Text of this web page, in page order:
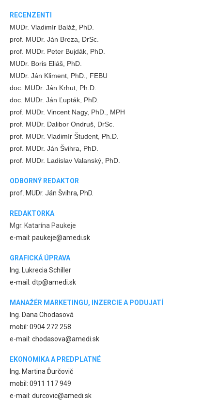
RECENZENTI
MUDr. Vladimír Baláž, PhD.
prof. MUDr. Ján Breza, DrSc.
prof. MUDr. Peter Bujdák, PhD.
MUDr. Boris Eliáš, PhD.
MUDr. Ján Kliment, PhD., FEBU
doc. MUDr. Ján Krhut, Ph.D.
doc. MUDr. Ján Ľupták, PhD.
prof. MUDr. Vincent Nagy, PhD., MPH
prof. MUDr. Dalibor Ondruš, DrSc.
prof. MUDr. Vladimír Študent, Ph.D.
prof. MUDr. Ján Švihra, PhD.
prof. MUDr. Ladislav Valanský, PhD.
ODBORNÝ REDAKTOR
prof. MUDr. Ján Švihra, PhD.
REDAKTORKA
Mgr. Katarína Paukeje
e-mail: paukeje@amedi.sk
GRAFICKÁ ÚPRAVA
Ing. Lukrecia Schiller
e-mail: dtp@amedi.sk
MANAŽÉR MARKETINGU, INZERCIE A PODUJATÍ
Ing. Dana Chodasová
mobil: 0904 272 258
e-mail: chodasova@amedi.sk
EKONOMIKA A PREDPLATNÉ
Ing. Martina Ďurčovič
mobil: 0911 117 949
e-mail: durcovic@amedi.sk